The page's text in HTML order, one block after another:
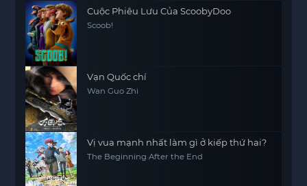
Cuộc Phiêu Lưu Của ScoobyDoo
Scoob!
Vạn Quốc chí
Wan Guo Zhi
Vị vua mạnh nhất làm gì ở kiếp thứ hai?
The Beginning After the End